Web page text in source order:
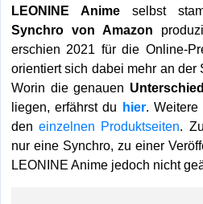
LEONINE Animeselbst
Synchro von Amazon
erschien 2021 für die Online-
orientiert sich dabei mehr an der
Worin die genauen
liegen, erfährst du hier. Weitere
deneinzelnen Produktseiten.
nur eine Synchro, zu einer
LEONINE Anime jedoch nicht